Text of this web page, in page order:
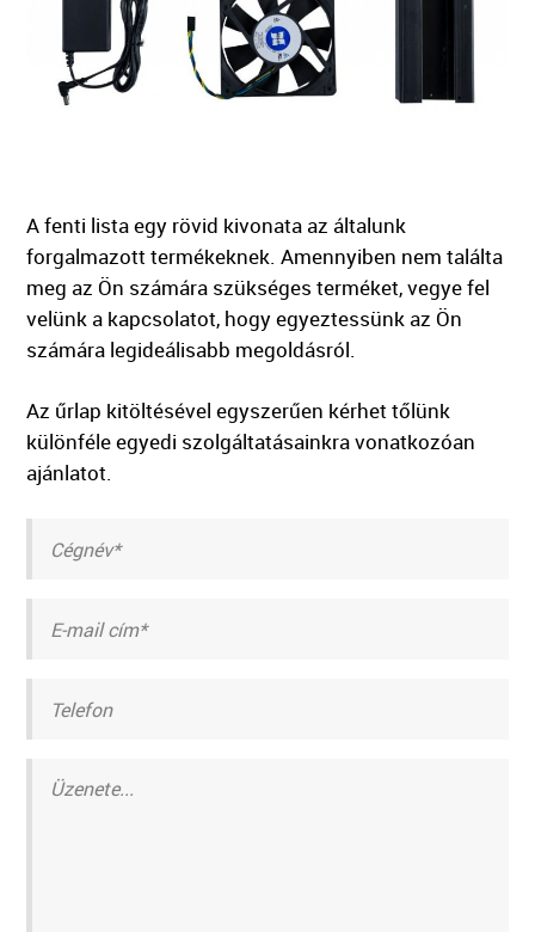
A fenti lista egy rövid kivonata az általunk
forgalmazott termékeknek. Amennyiben nem találta
meg az Ön számára szükséges terméket, vegye fel
velünk a kapcsolatot, hogy egyeztessünk az Ön
számára legideálisabb megoldásról.
Az űrlap kitöltésével egyszerűen kérhet tőlünk
különféle egyedi szolgáltatásainkra vonatkozóan
ajánlatot.